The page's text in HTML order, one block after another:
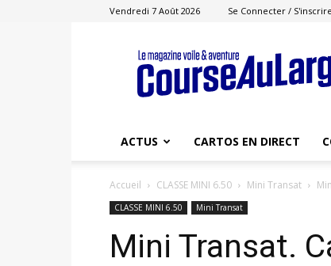
Vendredi 7 Août 2026 Se Connecter / S'inscrire
Course
au
Large
ACTUS CARTOS EN DIRECT
Accueil CLASSE MINI 6.50 Mini Transat
CLASSE MINI 6.50 Mini Transat
Mini Transat.